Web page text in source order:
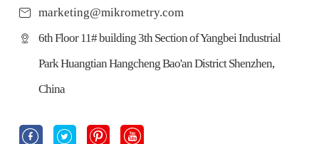
marketing@mikrometry.com
6th Floor 11# building 3th Section of Yangbei Industrial
Park Huangtian Hangcheng Bao'an District Shenzhen,
China
   